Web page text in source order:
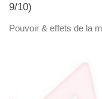
9/10)
Pouvoir & effets de la